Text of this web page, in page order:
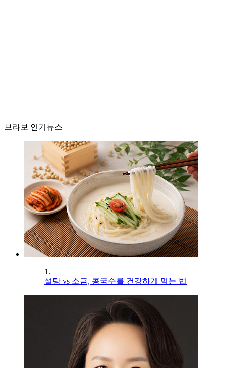
브라보 인기뉴스
1.
설탕 vs 소금, 콩국수를 건강하게 먹는 법